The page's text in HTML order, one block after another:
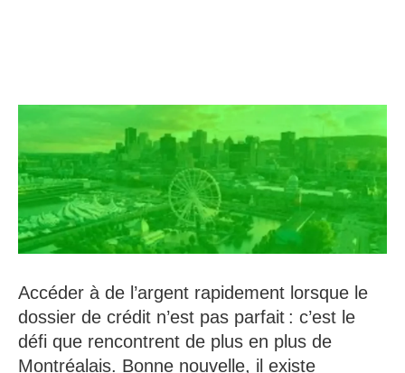
Accéder à de l’argent rapidement lorsque le
dossier de crédit n’est pas parfait : c’est le
défi que rencontrent de plus en plus de
Montréalais. Bonne nouvelle, il existe